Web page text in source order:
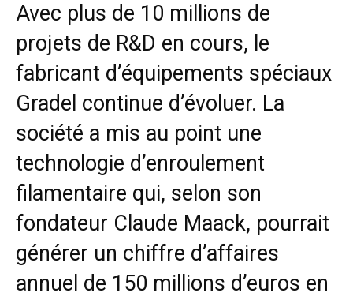
Avec plus de 10 millions de
projets de R&D en cours, le
fabricant d’équipements spéciaux
Gradel continue d’évoluer. La
société a mis au point une
technologie d’enroulement
filamentaire qui, selon son
fondateur Claude Maack, pourrait
générer un chiffre d’affaires
annuel de 150 millions d’euros en